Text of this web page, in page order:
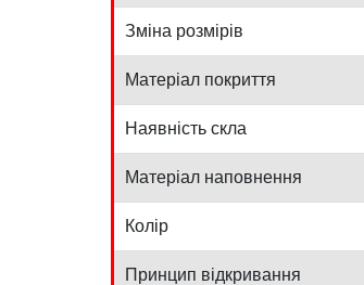
Зміна розмірів
Матеріал покриття
Наявність скла
Матеріал наповнення
Колір
Принцип відкривання